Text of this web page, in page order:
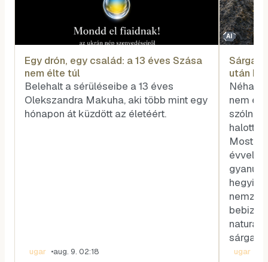
Egy drón, egy család: a 13 éves Szása
nem élte túl
Belehalt a sérüléseibe a 13 éves
Olekszandra Makuha, aki több mint egy
hónapon át küzdött az életéért.
ugar •aug. 9. 02:18
AI
Sárga
után
Néha a
nem
halott
Most
évvel
gyanút
hegyi
sárga
ugar